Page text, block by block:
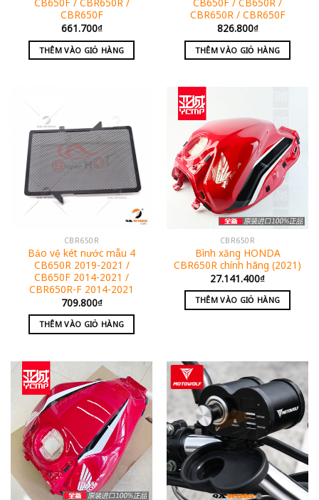
CB650F / CBR650R /
CBR650F
661.700₫
THÊM VÀO GIỎ HÀNG
CB650F / CB650R /
CBR650R / CBR650F
826.800₫
THÊM VÀO GIỎ HÀNG
CBR650R
Bảo vệ két nước mẫu 4
CB650R 2019-2021 /
CB650F 2014-2021 /
CBR650R-F 2014-2021
709.800₫
THÊM VÀO GIỎ HÀNG
CBR650R
Bình xăng HONDA
CBR650R chính hãng (2021)
27.141.400₫
THÊM VÀO GIỎ HÀNG